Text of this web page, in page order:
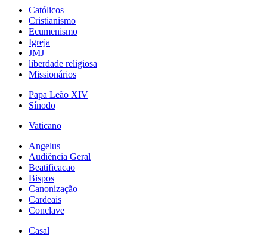
Católicos
Cristianismo
Ecumenismo
Igreja
JMJ
liberdade religiosa
Missionários
Papa Leão XIV
Sínodo
Vaticano
Angelus
Audiência Geral
Beatificacao
Bispos
Canonização
Cardeais
Conclave
Casal